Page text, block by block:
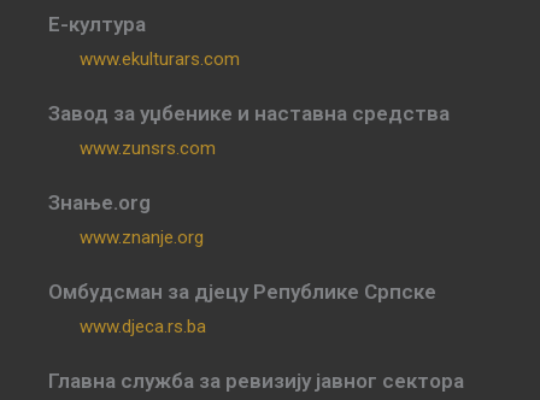
Е-култура
www.ekulturars.com
Завод за уџбенике и наставна средства
www.zunsrs.com
Знање.org
www.znanje.org
Омбудсман за дјецу Републике Српске
www.djeca.rs.ba
Главна служба за ревизију јавног сектора